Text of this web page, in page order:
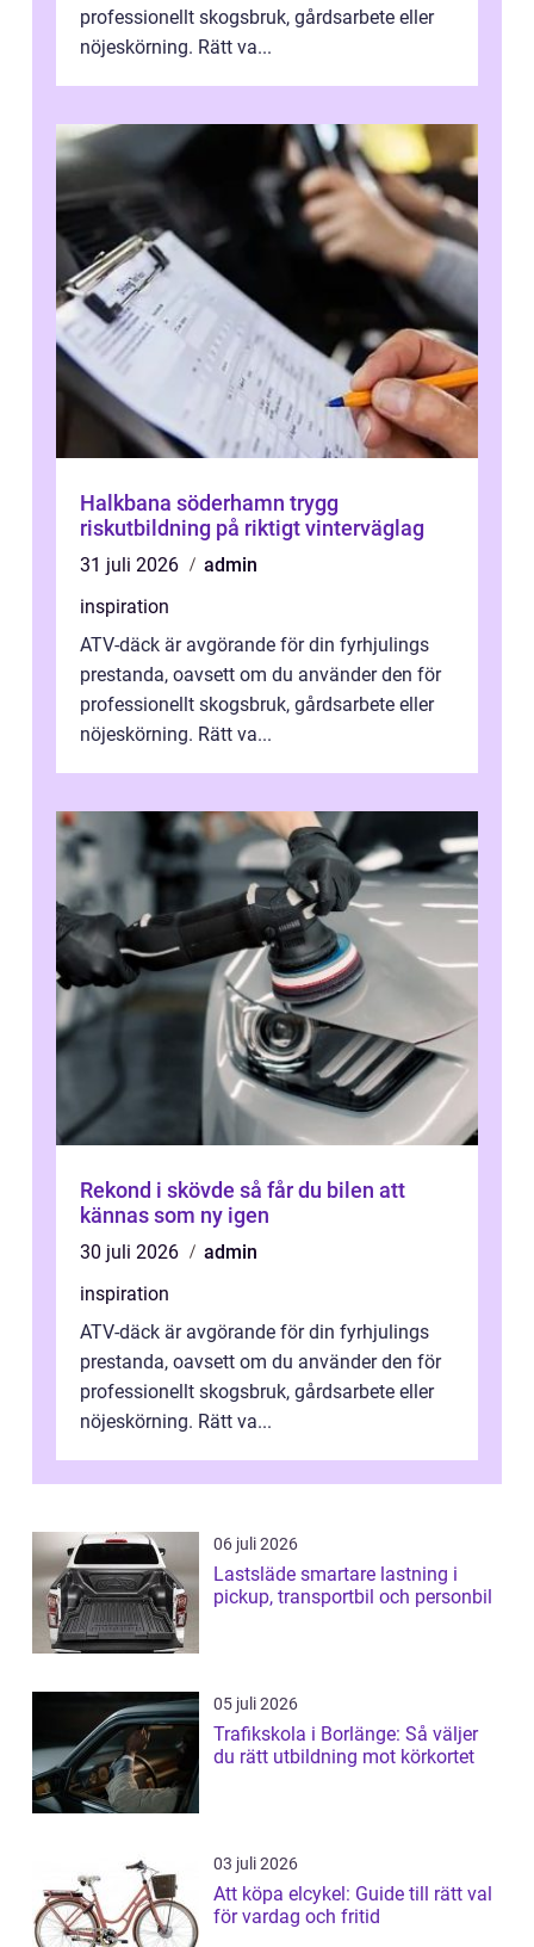
professionellt skogsbruk, gårdsarbete eller
nöjeskörning. Rätt va...
Halkbana söderhamn trygg
riskutbildning på riktigt vinterväglag
31 juli 2026
admin
inspiration
ATV-däck är avgörande för din fyrhjulings
prestanda, oavsett om du använder den för
professionellt skogsbruk, gårdsarbete eller
nöjeskörning. Rätt va...
Rekond i skövde så får du bilen att
kännas som ny igen
30 juli 2026
admin
inspiration
ATV-däck är avgörande för din fyrhjulings
prestanda, oavsett om du använder den för
professionellt skogsbruk, gårdsarbete eller
nöjeskörning. Rätt va...
06 juli 2026
Lastsläde smartare lastning i
pickup, transportbil och personbil
05 juli 2026
Trafikskola i Borlänge: Så väljer
du rätt utbildning mot körkortet
03 juli 2026
Att köpa elcykel: Guide till rätt val
för vardag och fritid